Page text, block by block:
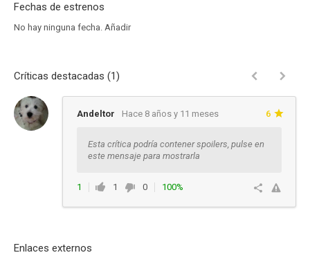
Fechas de estrenos
No hay ninguna fecha. Añadir
Críticas destacadas (1)
Andeltor Hace 8 años y 11 meses 6
Esta crítica podría contener spoilers, pulse en
este mensaje para mostrarla
1 1 0
100%
Enlaces externos